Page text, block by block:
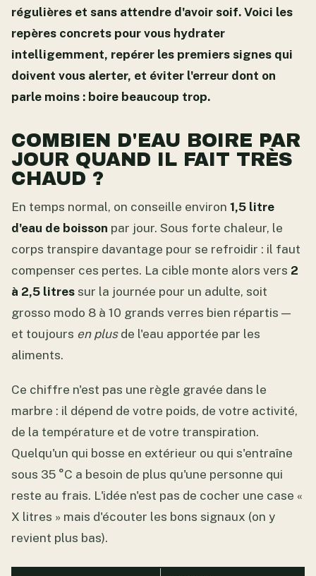
régulières et sans attendre d'avoir soif. Voici les
repères concrets pour vous hydrater
intelligemment, repérer les premiers signes qui
doivent vous alerter, et éviter l'erreur dont on
parle moins : boire beaucoup trop.
COMBIEN D'EAU BOIRE PAR
JOUR QUAND IL FAIT TRÈS
CHAUD ?
En temps normal, on conseille environ 1,5 litre
d'eau de boisson par jour. Sous forte chaleur, le
corps transpire davantage pour se refroidir : il faut
compenser ces pertes. La cible monte alors vers 2
à 2,5 litres sur la journée pour un adulte, soit
grosso modo 8 à 10 grands verres bien répartis —
et toujours en plusde l'eau apportée par les
aliments.
Ce chiffre n'est pas une règle gravée dans le
marbre : il dépend de votre poids, de votre activité,
de la température et de votre transpiration.
Quelqu'un qui bosse en extérieur ou qui s'entraîne
sous 35 °C a besoin de plus qu'une personne qui
reste au frais. L'idée n'est pas de cocher une case «
X litres » mais d'écouter les bons signaux (on y
revient plus bas).